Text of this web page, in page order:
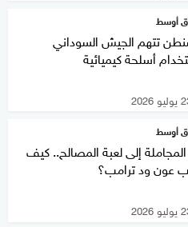
أوسط
تتهم الجيش السوداني
أسلحة كيميائية
2026
أوسط
إلى لعبة المصالح.. كيف
عون ود ترامب؟
2026